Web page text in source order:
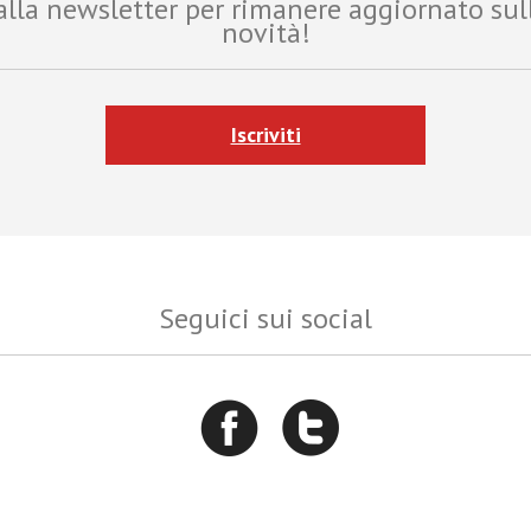
newsletter per rimanere aggiornato
novità!
Iscriviti
Seguici sui social